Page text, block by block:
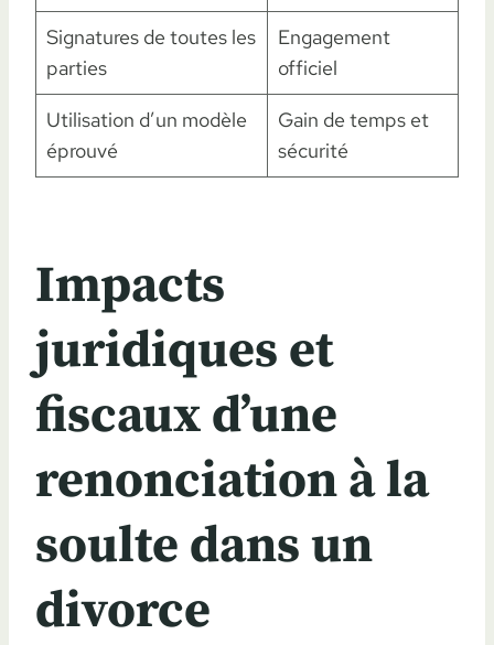
Signatures de toutes les
parties
Engagement
officiel
Utilisation d’un modèle
éprouvé
Gain de temps et
sécurité
Impacts
juridiques et
fiscaux d’une
renonciation à la
soulte dans un
divorce